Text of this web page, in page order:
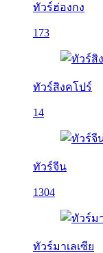
ทัวร์ฮ่องกง
173
ทัวร์สิงคโปร์
14
ทัวร์จีน
1304
ทัวร์มาเลเซีย